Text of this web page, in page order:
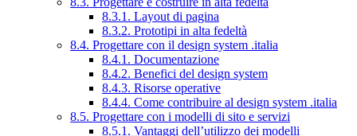
8.3.1. Layout di pagina
8.3.2. Prototipi in alta fedeltà
8.4. Progettare con il design system .italia
8.4.1. Documentazione
8.4.2. Benefici del design system
8.4.3. Risorse operative
8.4.4. Come contribuire al design system .italia
8.5. Progettare con i modelli di sito e servizi
8.5.1. Vantaggi dell’utilizzo dei modelli